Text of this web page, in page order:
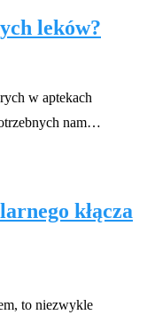
leków?
w aptekach
nam…
kłącza
to niezwykle